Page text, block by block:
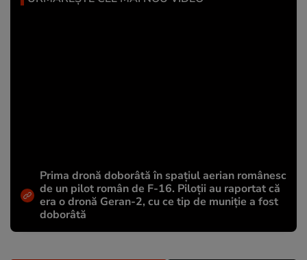
Prima dronă doborâtă în spațiul aerian românesc
de un pilot român de F-16. Piloții au raportat că
era o dronă Geran-2, cu ce tip de muniție a fost
doborâtă